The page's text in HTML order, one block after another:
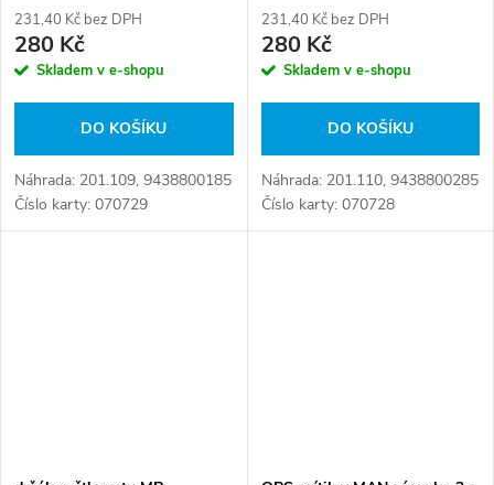
231,40 Kč bez DPH
280 Kč
Skladem v e-shopu
DO KOŠÍKU
Náhrada: 201.109, 9438800185
Číslo karty: 070729
231,40 Kč bez DPH
280 Kč
Skladem v e-shopu
DO KOŠÍKU
Náhrada: 201.110, 9438800285
Číslo karty: 070728